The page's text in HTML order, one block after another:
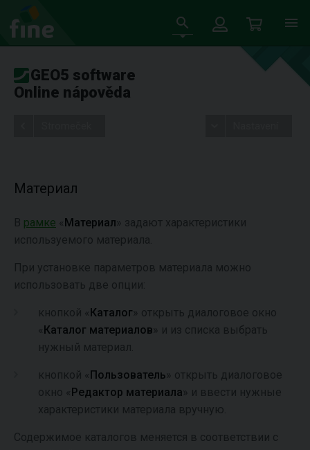
GEO5 software
Online nápověda
Материал
В рамке « Материал » задают характеристики
используемого материала.
При установке параметров материала можно
использовать две опции:
кнопкой « Каталог » открыть диалоговое окно
« Каталог материалов » и из списка выбрать
нужный материал.
кнопкой « Пользователь » открыть диалоговое
окно « Редактор материала » и ввести нужные
характеристики материала вручную.
Содержимое каталогов меняется в соответствии с